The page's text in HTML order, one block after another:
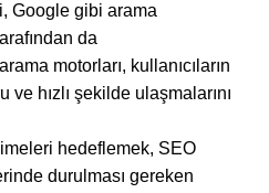
Google gibi arama
da
motorları, kullanıcıların
ve hızlı şekilde ulaşmalarını
hedeflemek, SEO
durulması gereken